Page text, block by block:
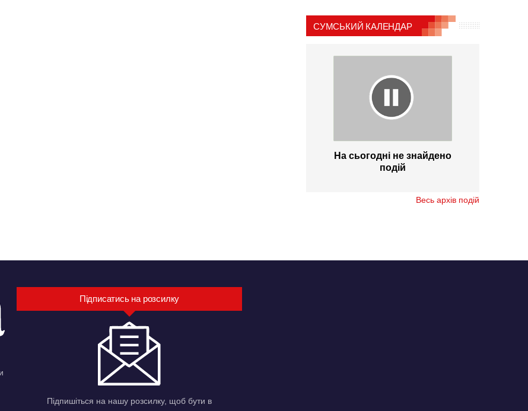
СУМСЬКИЙ КАЛЕНДАР
На сьогодні не знайдено
подій
Весь архів подій
Підписатись на розсилку
Підпишіться на нашу розсилку, щоб бути в